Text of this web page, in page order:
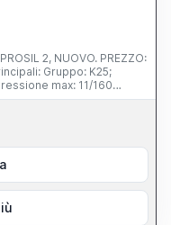
2, NUOVO. PREZZO:
oppure selezionare